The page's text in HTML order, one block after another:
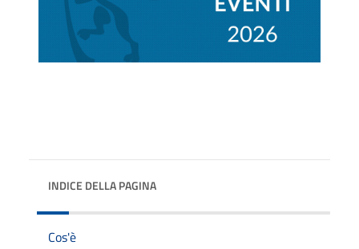
INDICE DELLA PAGINA
Cos'è